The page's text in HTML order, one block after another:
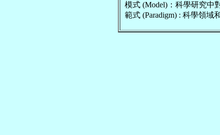
模式 (Model)：科學研究中
範式 (Paradigm) : 科學領域